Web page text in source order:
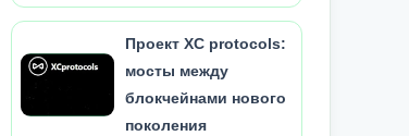
Проект XC protocols:
мосты между
блокчейнами нового
поколения